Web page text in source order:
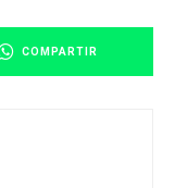
COMPARTIR